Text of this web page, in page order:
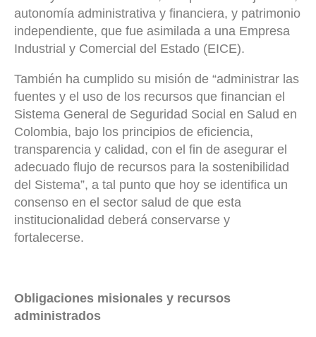
autonomía administrativa y financiera, y patrimonio
independiente, que fue asimilada a una Empresa
Industrial y Comercial del Estado (EICE).
También ha cumplido su misión de “administrar las
fuentes y el uso de los recursos que financian el
Sistema General de Seguridad Social en Salud en
Colombia, bajo los principios de eficiencia,
transparencia y calidad, con el fin de asegurar el
adecuado flujo de recursos para la sostenibilidad
del Sistema”, a tal punto que hoy se identifica un
consenso en el sector salud de que esta
institucionalidad deberá conservarse y
fortalecerse.
Obligaciones misionales y recursos
administrados